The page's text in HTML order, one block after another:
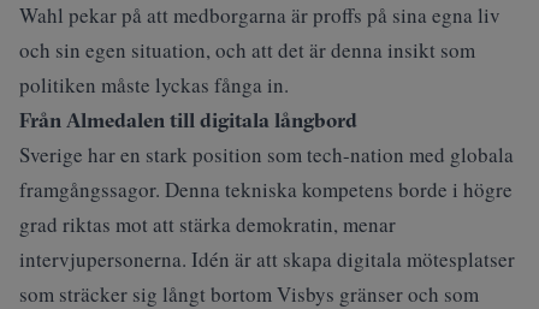
Wahl pekar på att medborgarna är proffs på sina egna liv
och sin egen situation, och att det är denna insikt som
politiken måste lyckas fånga in.
Från Almedalen till digitala långbord
Sverige har en stark position som tech-nation med globala
framgångssagor. Denna tekniska kompetens borde i högre
grad riktas mot att stärka demokratin, menar
intervjupersonerna. Idén är att skapa digitala mötesplatser
som sträcker sig långt bortom Visbys gränser och som